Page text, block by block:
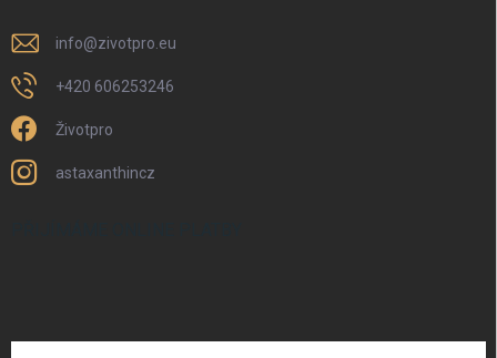
info@zivotpro.eu
+420 606253246
Životpro
astaxanthincz